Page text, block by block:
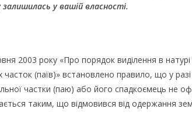
залишилась у вашій власності.
2003 року «Про порядок виділення в натурі
(паїв)» встановлено правило, що у
частки (паю) або його спадкоємець не
таким, що відмовився від одержання